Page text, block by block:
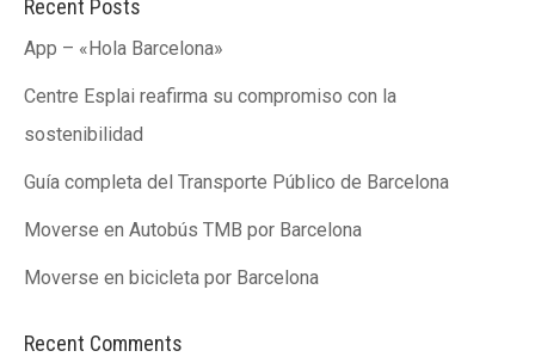
Recent Posts
App – «Hola Barcelona»
Centre Esplai reafirma su compromiso con la
sostenibilidad
Guía completa del Transporte Público de Barcelona
Moverse en Autobús TMB por Barcelona
Moverse en bicicleta por Barcelona
Recent Comments
ACCIÓ SOCIAL I JOVES
ESPLAIS
SUPORT TERCER SECTOR
ACCIÓ SOCIAL I JOVES
ESPLAIS
SUPORT TERCER SECTOR